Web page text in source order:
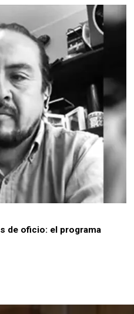
de oficio: el programa